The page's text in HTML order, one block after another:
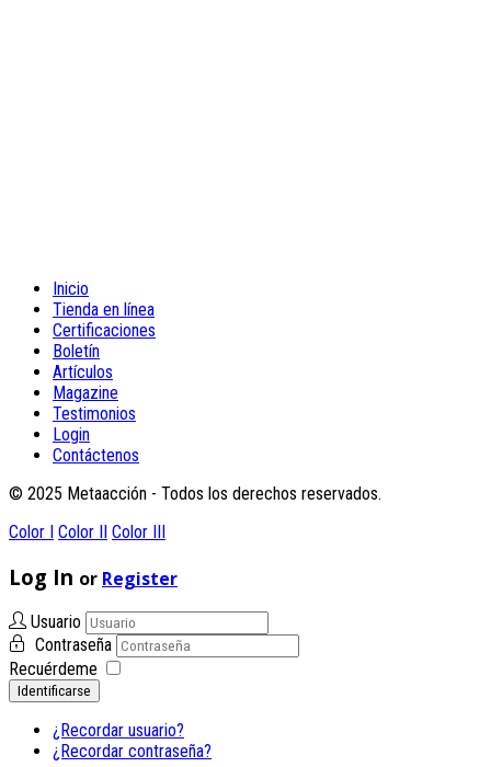
Inicio
Tienda en línea
Certificaciones
Boletín
Artículos
Magazine
Testimonios
Login
Contáctenos
© 2025 Metaacción - Todos los derechos reservados.
Color I
Color II Color III
Log In or Register
Usuario
Contraseña
Recuérdeme
Identificarse
¿Recordar usuario?
¿Recordar contraseña?